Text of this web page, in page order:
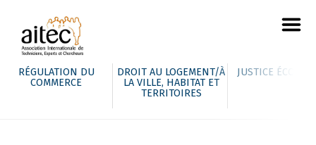
RÉGULATION DU
COMMERCE
DROIT AU LOGEMENT/À
LA VILLE, HABITAT ET
TERRITOIRES
JUSTICE